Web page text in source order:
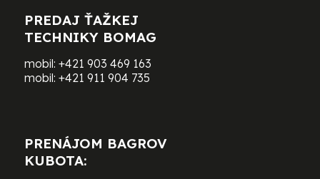
PREDAJ ŤAŽKEJ
TECHNIKY BOMAG
mobil: +421 903 469 163
mobil: +421 911 904 735
PRENÁJOM BAGROV
KUBOTA: